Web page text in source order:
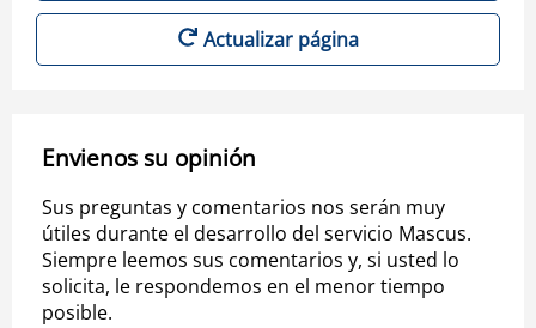
Actualizar página
Envienos su opinión
Sus preguntas y comentarios nos serán muy
útiles durante el desarrollo del servicio Mascus.
Siempre leemos sus comentarios y, si usted lo
solicita, le respondemos en el menor tiempo
posible.